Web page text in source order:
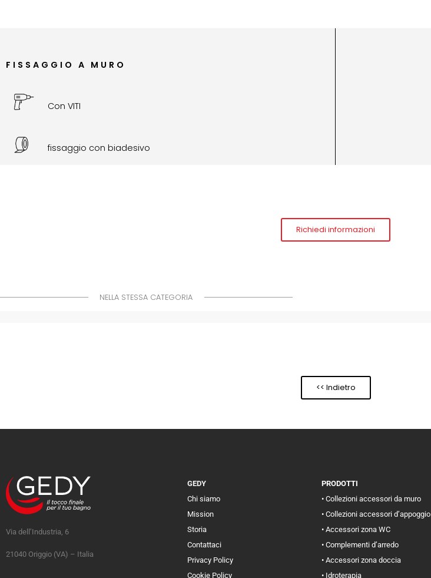
FISSAGGIO A MURO
Con VITI
fissaggio con biadesivo
Richiedi informazioni
NELLA STESSA CATEGORIA
<< Indietro
Via dell’Industria, 6
21040 Origgio (VA) – Italia
GEDY
Chi siamo
Mission
Storia
Contattaci
Privacy Policy
Cookie Policy
PRODOTTI
• Collezioni accessori da muro
• Collezioni accessori d’appoggio
• Accessori zona WC
• Complementi d’arredo
• Accessori zona doccia
• Idroterapia